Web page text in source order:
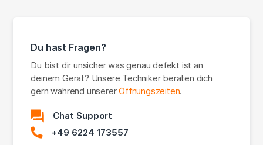
Du hast Fragen?
Du bist dir unsicher was genau defekt ist an
deinem Gerät? Unsere Techniker beraten dich
gern während unsererÖffnungszeiten.
Chat Support
+49 6224 173557